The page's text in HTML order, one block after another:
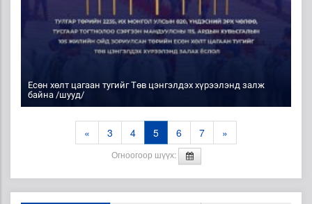
Есөн хөлт цагаан тугийг Төв цэнгэлдэх хүрээлэнд залж
байна /шууд/
« 3 4 5 6 7 »
Огноогоор шүүх: